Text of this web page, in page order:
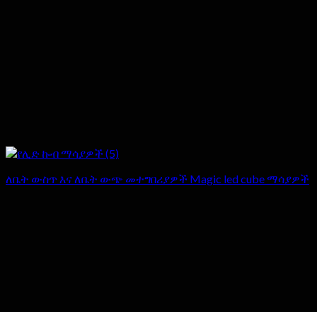
ለቤት ውስጥ እና ለቤት ውጭ መተግበሪያዎች Magic led cube ማሳያዎች